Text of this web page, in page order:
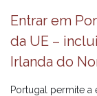
Entrar em
da UE –
Irlanda do
Portugal permite a